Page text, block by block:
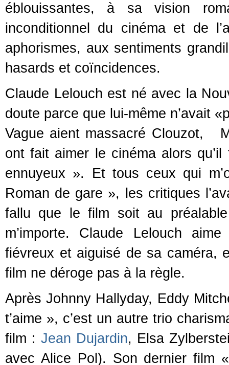
éblouissantes, à sa vision
inconditionnel du cinéma et de
aphorismes, aux sentiments
hasards et coïncidences.
Claude Lelouch est né avec la
doute parce que lui-même n’avait
Vague aient massacré Clouzot,
ont fait aimer le cinéma alors
ennuyeux ». Et tous ceux qui
Roman de gare », les critiques
fallu que le film soit au
m’importe. Claude Lelouch
fiévreux et aiguisé de sa caméra,
film ne déroge pas à la règle.
Après Johnny Hallyday, Eddy
t’aime », c’est un autre trio
film :Jean Dujardin, Elsa
avec Alice Pol). Son dernier film